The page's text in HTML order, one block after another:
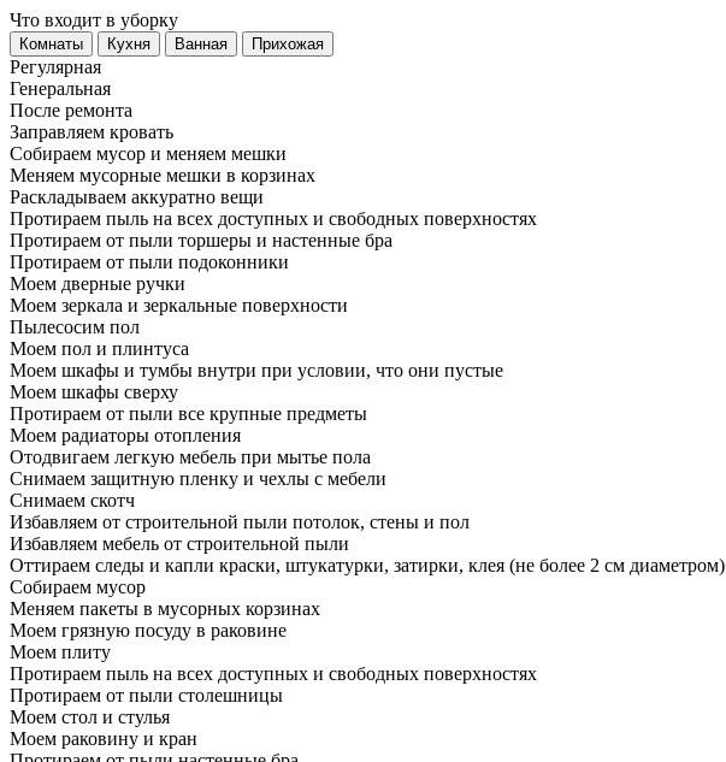
Что входит в уборку
Регу­лярная
Гене­ральная
После ремонта
Заправляем кровать
Собираем мусор и меняем мешки
Меняем мусорные мешки в корзинах
Раскладываем аккуратно вещи
Протираем пыль на всех доступных и свободных поверхностях
Протираем от пыли торшеры и настенные бра
Протираем от пыли подоконники
Моем дверные ручки
Моем зеркала и зеркальные поверхности
Пылесосим пол
Моем пол и плинтуса
Моем шкафы и тумбы внутри при условии, что они пустые
Моем шкафы сверху
Протираем от пыли все крупные предметы
Моем радиаторы отопления
Отодвигаем легкую мебель при мытье пола
Снимаем защитную пленку и чехлы с мебели
Снимаем скотч
Избавляем от строительной пыли потолок, стены и пол
Избавляем мебель от строительной пыли
Оттираем следы и капли краски, штукатурки, затирки, клея (не более 2 см диаметром)
Собираем мусор
Меняем пакеты в мусорных корзинах
Моем грязную посуду в раковине
Моем плиту
Протираем пыль на всех доступных и свободных поверхностях
Протираем от пыли столешницы
Моем стол и стулья
Моем раковину и кран